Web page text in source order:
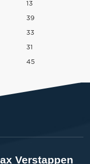
13
39
33
31
45
Verstappen